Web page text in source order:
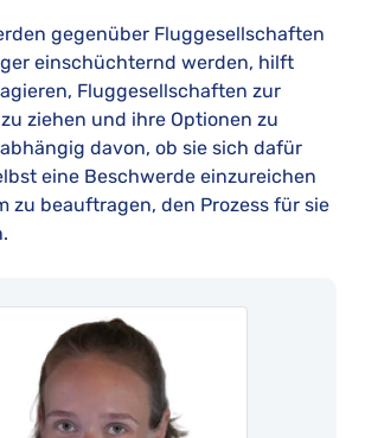
gegenüber Fluggesellschaften
einschüchternd werden, hilft
Fluggesellschaften zur
ziehen und ihre Optionen zu
davon, ob sie sich dafür
eine Beschwerde einzureichen
zu beauftragen, den Prozess für sie